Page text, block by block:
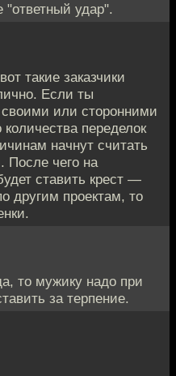
удар".
такие заказчики
Если ты
или сторонними
переделок
начнут считать
После чего на
ставить крест —
другим проектам, то
то мужику надо при
за терпение.